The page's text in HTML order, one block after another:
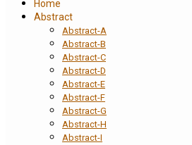
Home
Abstract
Abstract-A
Abstract-B
Abstract-C
Abstract-D
Abstract-E
Abstract-F
Abstract-G
Abstract-H
Abstract-I